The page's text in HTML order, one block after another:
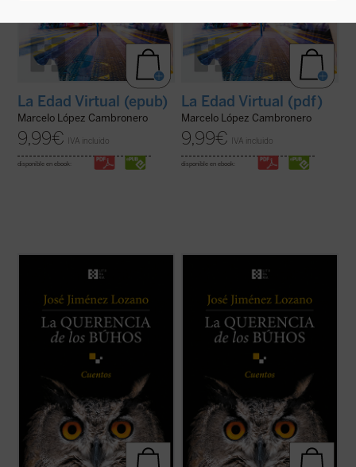
La Edad Virtual (epub)
Marcelo López Cambronero
9,99€ IVA incluido
disponible en ebook:
La Edad Virtual (pdf)
Marcelo López Cambronero
9,99€ IVA incluido
disponible en ebook:
todas inéditas, que nos desvelan el
vivencias son transformados en relatos
que nos sitúan ante aquellos instantes de la
vida que la hacen más verdadera. ...(ver
todas inéditas, que nos desvelan el
vivencias son transformados en relatos
que nos sitúan ante aquellos instantes de la
vida que la hacen más verdadera. ...(ver